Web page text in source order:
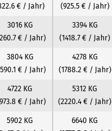
€ / Jahr)
(925.5 € / Jahr)
3016 KG
€ / Jahr)
3394 KG
(1418.7 € / Jahr)
3804 KG
€ / Jahr)
4278 KG
(1788.2 € / Jahr)
4722 KG
€ / Jahr)
5312 KG
(2220.4 € / Jahr)
5902 KG
6640 KG